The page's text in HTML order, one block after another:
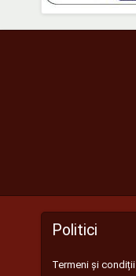
Politici
Termeni și condiții